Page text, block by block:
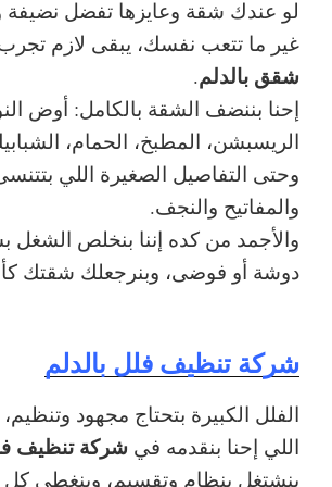
لو عندك شقة وعايزها تفضل نضيفة
غير ما تتعب نفسك، يبقى لازم
شقق بالدلم.
إحنا بننضف الشقة بالكامل: أوض
الريسبشن، المطبخ، الحمام،
وحتى التفاصيل الصغيرة اللي
والمفاتيح والنجف.
والأجمد من كده إننا بنخلص الشغل
دوشة أو فوضى، وبنرجعلك شقتك
شركة تنظيف فلل بالدلم
الفلل الكبيرة بتحتاج مجهود
اللي إحنا بنقدمه في شركة تنظيف
بنشتغل بنظام وتقسيم، وبنغطي